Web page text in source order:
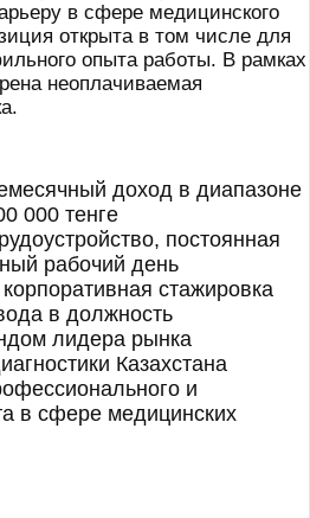
в сфере медицинского
открыта в том числе для
опыта работы. В рамках
неоплачиваемая
доход в диапазоне
000 тенге
постоянная
рабочий день
стажировка
в должность
лидера рынка
Казахстана
и
в сфере медицинских